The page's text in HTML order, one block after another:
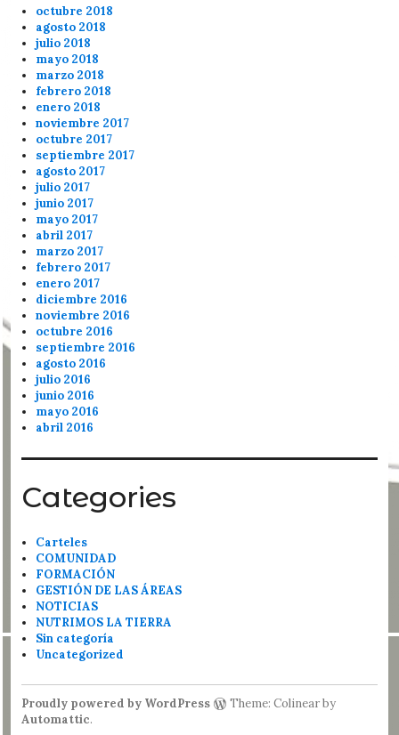
octubre 2018
agosto 2018
julio 2018
mayo 2018
marzo 2018
febrero 2018
enero 2018
noviembre 2017
octubre 2017
septiembre 2017
agosto 2017
julio 2017
junio 2017
mayo 2017
abril 2017
marzo 2017
febrero 2017
enero 2017
diciembre 2016
noviembre 2016
octubre 2016
septiembre 2016
agosto 2016
julio 2016
junio 2016
mayo 2016
abril 2016
Categories
Carteles
COMUNIDAD
FORMACIÓN
GESTIÓN DE LAS ÁREAS
NOTICIAS
NUTRIMOS LA TIERRA
Sin categoría
Uncategorized
Proudly powered by WordPress
Theme: Colinear by
Automattic.